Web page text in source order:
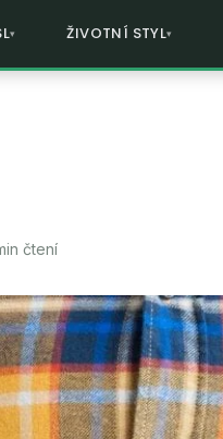
ŽIVOTNÍ STYL
čtení